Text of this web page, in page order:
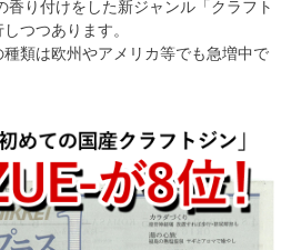
香り付けをした新ジャンル「クラフト
つつあります。
類は欧州やアメリカ等でも急増中で